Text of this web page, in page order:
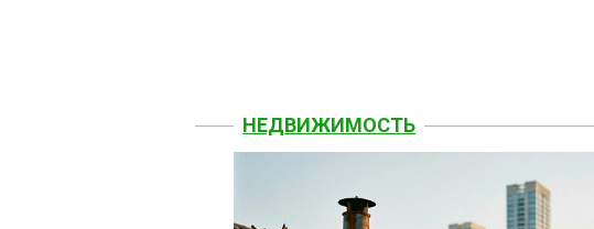
НЕДВИЖИМОСТЬ